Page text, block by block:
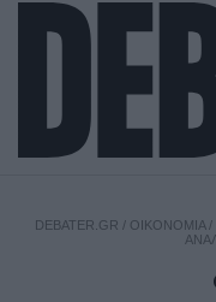
DEBATER.GR / ΟΙΚΟΝΟΜΙΑ/